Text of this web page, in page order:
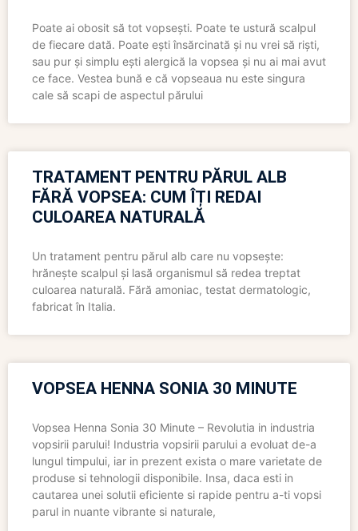
Poate ai obosit să tot vopsești. Poate te ustură scalpul
de fiecare dată. Poate ești însărcinată și nu vrei să riști,
sau pur și simplu ești alergică la vopsea și nu ai mai avut
ce face. Vestea bună e că vopseaua nu este singura
cale să scapi de aspectul părului
TRATAMENT PENTRU PĂRUL ALB
FĂRĂ VOPSEA: CUM ÎȚI REDAI
CULOAREA NATURALĂ
Un tratament pentru părul alb care nu vopsește:
hrănește scalpul și lasă organismul să redea treptat
culoarea naturală. Fără amoniac, testat dermatologic,
fabricat în Italia.
VOPSEA HENNA SONIA 30 MINUTE
Vopsea Henna Sonia 30 Minute – Revolutia in industria
vopsirii parului! Industria vopsirii parului a evoluat de-a
lungul timpului, iar in prezent exista o mare varietate de
produse si tehnologii disponibile. Insa, daca esti in
cautarea unei solutii eficiente si rapide pentru a-ti vopsi
parul in nuante vibrante si naturale,